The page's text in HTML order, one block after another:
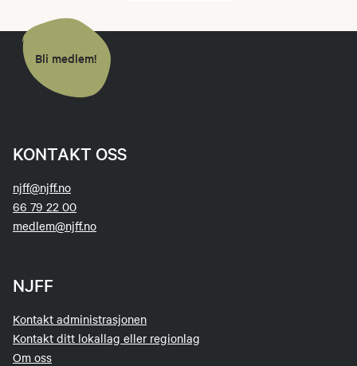
Bli medlem!
KONTAKT OSS
njff@njff.no
66 79 22 00
medlem@njff.no
NJFF
Kontakt administrasjonen
Kontakt ditt lokallag eller regionlag
Om oss